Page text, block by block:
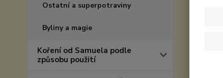
Ostatní a superpotraviny
Byliny a magie
Koření od Samuela podle
způsobu použití